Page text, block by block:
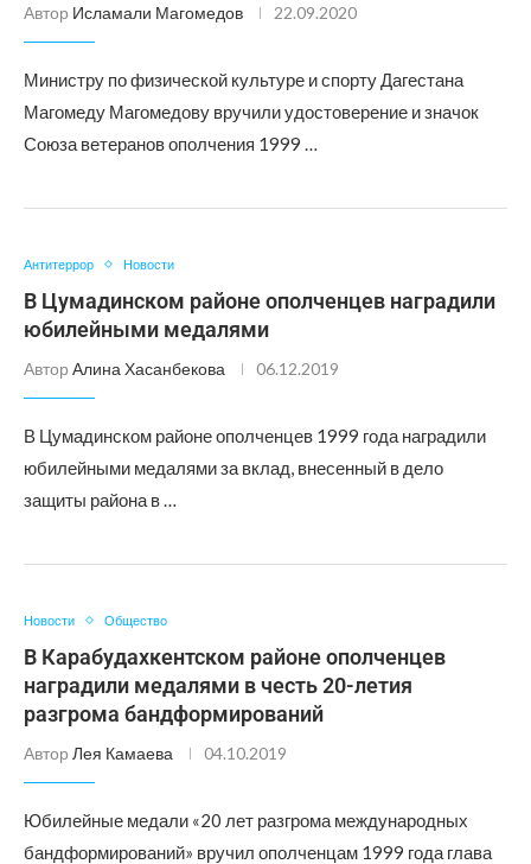
Автор Исламали Магомедов 22.09.2020
Министру по физической культуре и спорту Дагестана
Магомеду Магомедову вручили удостоверение и значок
Союза ветеранов ополчения 1999 …
Антитеррор Новости
В Цумадинском районе ополченцев наградили
юбилейными медалями
Автор Алина Хасанбекова 06.12.2019
В Цумадинском районе ополченцев 1999 года наградили
юбилейными медалями за вклад, внесенный в дело
защиты района в …
Новости Общество
В Карабудахкентском районе ополченцев
наградили медалями в честь 20-летия
разгрома бандформирований
Автор Лея Камаева 04.10.2019
Юбилейные медали «20 лет разгрома международных
бандформирований» вручил ополченцам 1999 года глава